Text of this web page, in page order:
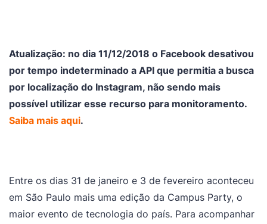
Atualização: no dia 11/12/2018 o Facebook desativou
por tempo indeterminado a API que permitia a busca
por localização do Instagram, não sendo mais
possível utilizar esse recurso para monitoramento.
Saiba mais aqui.
Entre os dias 31 de janeiro e 3 de fevereiro aconteceu
em São Paulo mais uma edição da Campus Party, o
maior evento de tecnologia do país. Para acompanhar